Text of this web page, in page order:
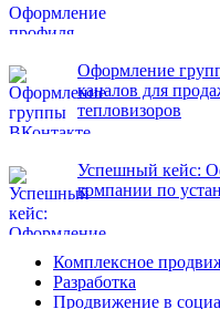
Оформление
каналов для
тепловизоров
Успешный кейс:
компании по
Комплексное
Разработка
Продвижение в